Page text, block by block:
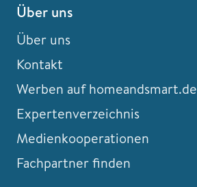
Über uns
Über uns
Kontakt
Werben auf homeandsmart.de
Expertenverzeichnis
Medienkooperationen
Fachpartner finden